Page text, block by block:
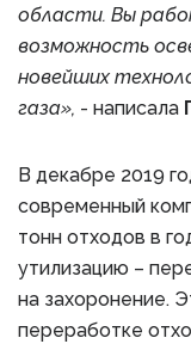
области. Вы
возможность
новейших
газа», - написала
В декабре 2019
современный
тонн отходов в
утилизацию –
на захоронение.
переработке